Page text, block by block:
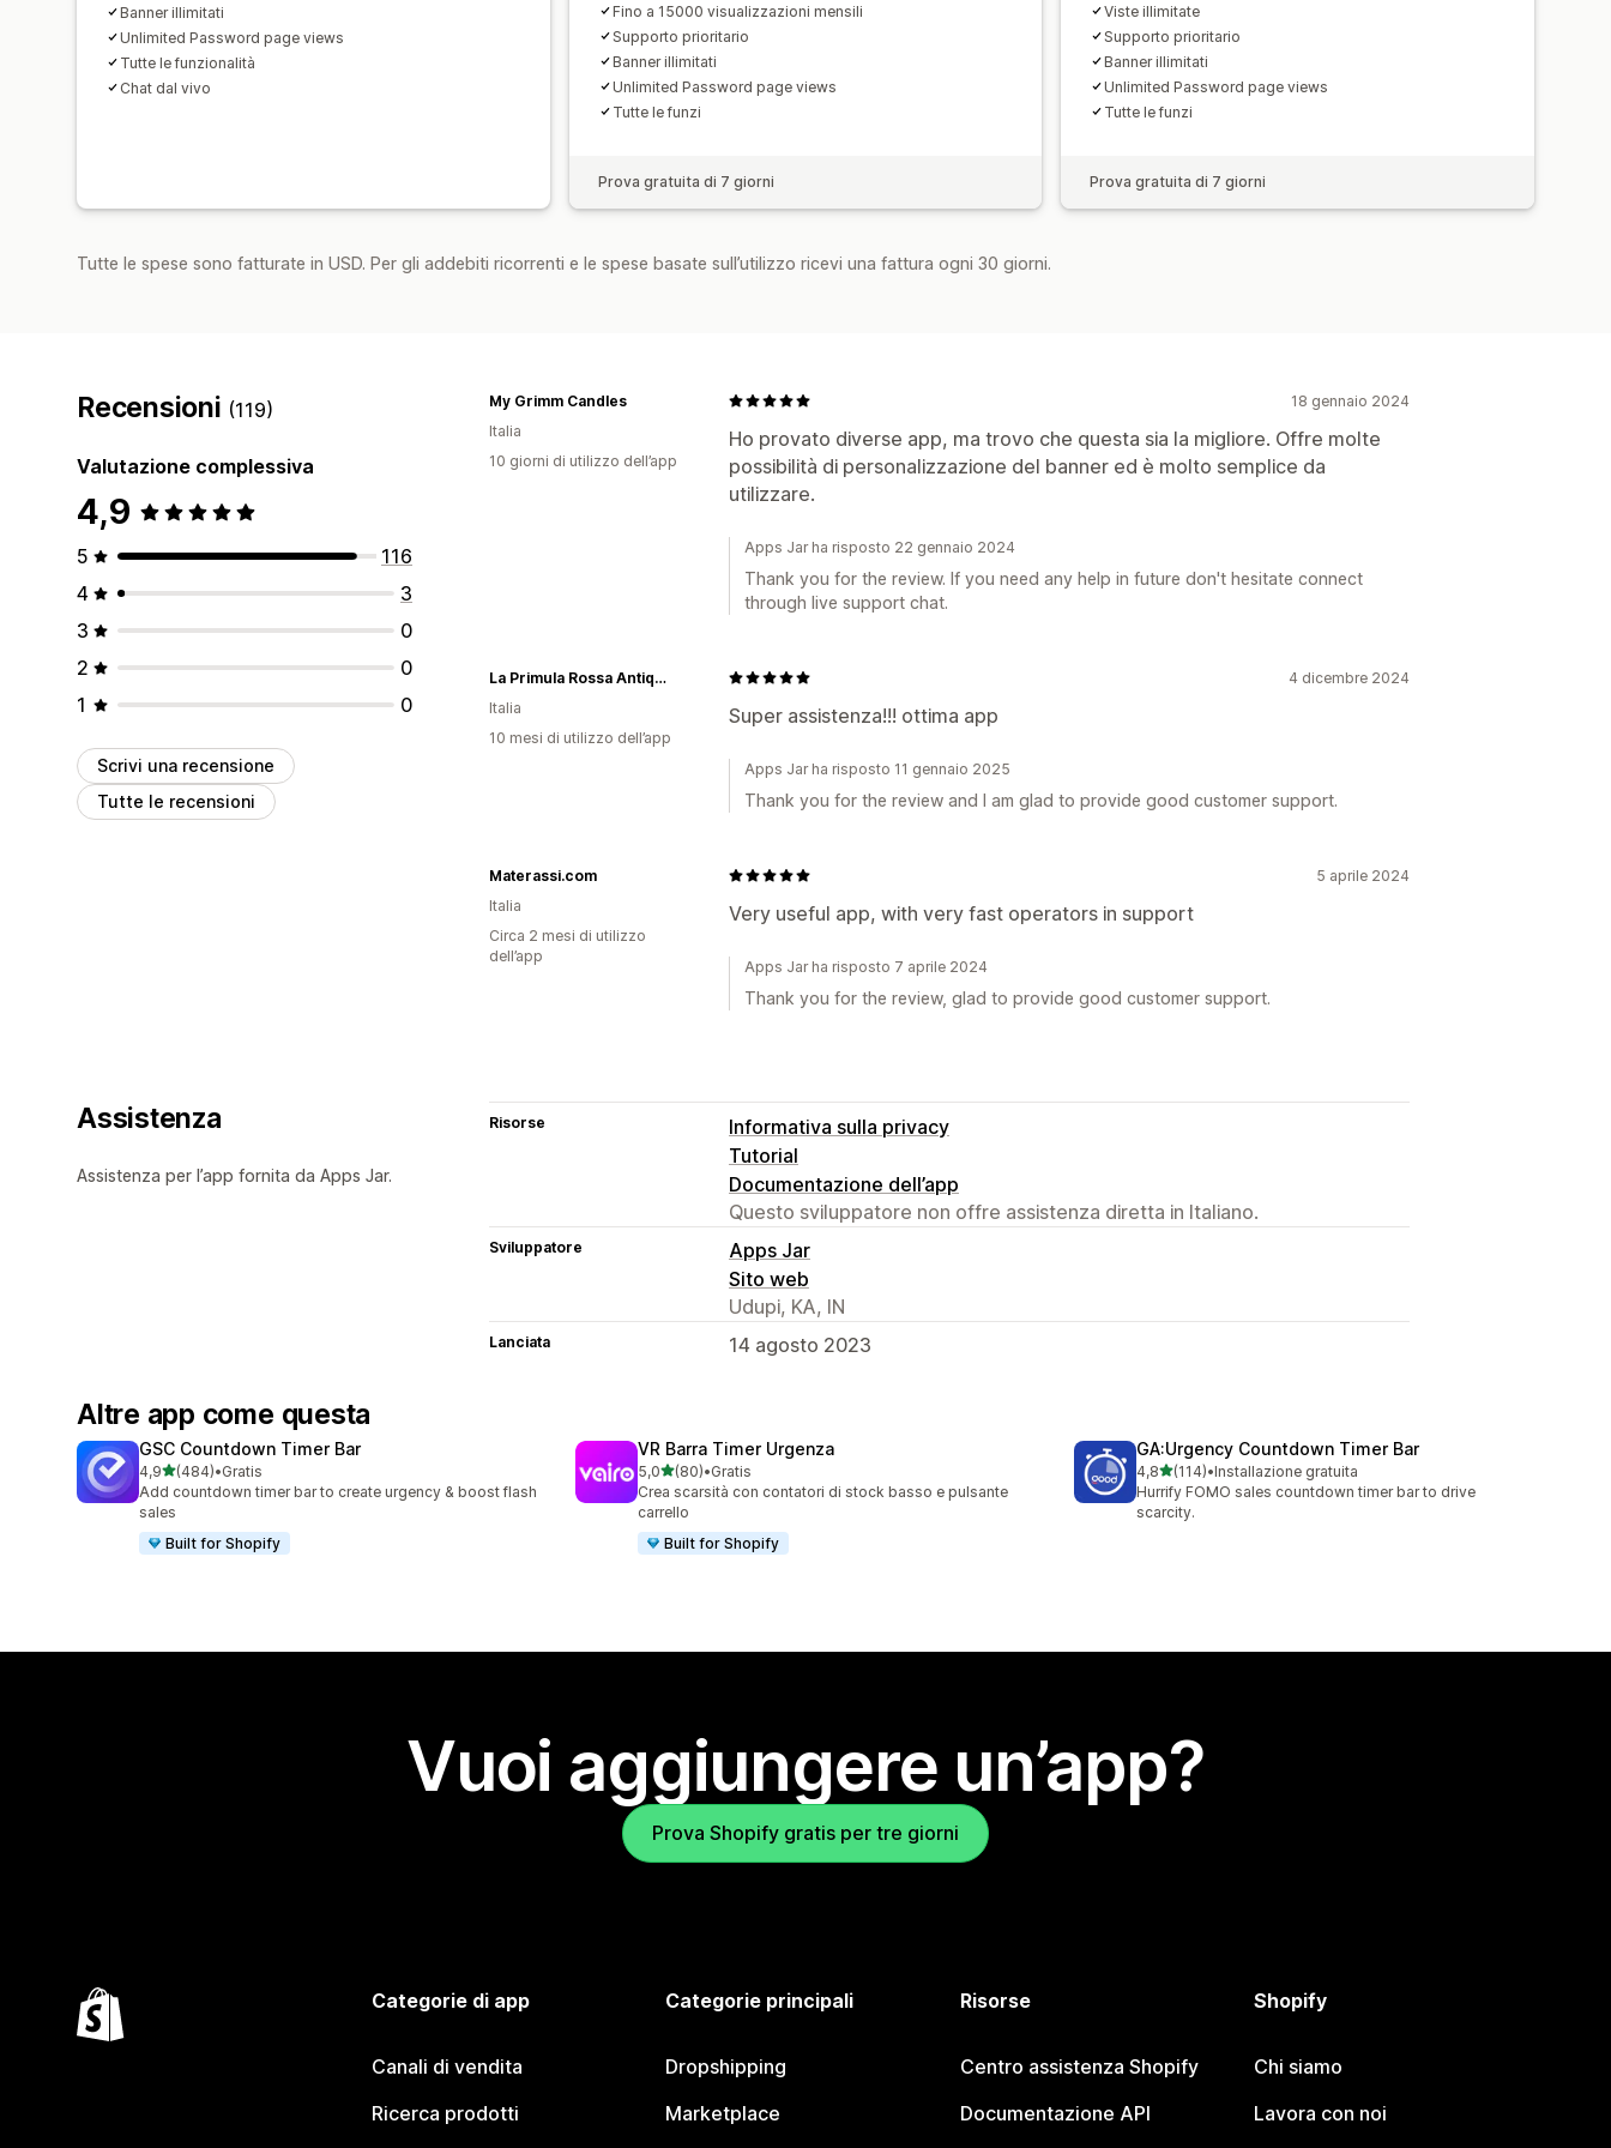
Banner illimitati
Unlimited Password page views
Tutte le funzionalità
Chat dal vivo
Fino a 15000 visualizzazioni mensili
Supporto prioritario
Banner illimitati
Unlimited Password page views
Tutte le funzi
Prova gratuita di 7 giorni
Viste illimitate
Supporto prioritario
Banner illimitati
Unlimited Password page views
Tutte le funzi
Prova gratuita di 7 giorni
Tutte le spese sono fatturate in USD. Per gli addebiti ricorrenti e le spese basate sull’utilizzo ricevi una fattura ogni 30 giorni.
Recensioni (119)
Valutazione complessiva
4,9
5
116
4
3
3
0
2
0
1
0
Scrivi una recensione
Tutte le recensioni
18 gennaio 2024
Ho provato diverse app, ma trovo che questa sia la migliore. Offre molte
possibilità di personalizzazione del banner ed è molto semplice da
utilizzare.
My Grimm Candles
Italia
10 giorni di utilizzo dell’app
Apps Jar ha risposto 22 gennaio 2024
Thank you for the review. If you need any help in future don't hesitate connect
through live support chat.
4 dicembre 2024
Super assistenza!!! ottima app
La Primula Rossa Antiquariato
Italia
10 mesi di utilizzo dell’app
Apps Jar ha risposto 11 gennaio 2025
Thank you for the review and I am glad to provide good customer support.
5 aprile 2024
Very useful app, with very fast operators in support
Materassi.com
Italia
Circa 2 mesi di utilizzo
dell’app
Apps Jar ha risposto 7 aprile 2024
Thank you for the review, glad to provide good customer support.
Assistenza
Assistenza per l’app fornita da Apps Jar.
Risorse
Informativa sulla privacy
Tutorial
Documentazione dell’app
Questo sviluppatore non offre assistenza diretta in Italiano.
Sviluppatore
Apps Jar
Sito web
Udupi, KA, IN
Lanciata 14 agosto 2023
Altre app come questa
GSC Countdown Timer Bar
4,9stelle su 5
(484)
484 recensioni totali
•Gratis
Add countdown timer bar to create urgency & boost flash
sales
Built for Shopify
VR Barra Timer Urgenza
5,0stelle su 5
(80)
80 recensioni totali
•Gratis
Crea scarsità con contatori di stock basso e pulsante
carrello
Built for Shopify
GA:Urgency Countdown Timer Bar
4,8stelle su 5
(114)
114 recensioni totali
•Installazione gratuita
Hurrify FOMO sales countdown timer bar to drive
scarcity.
Vuoi aggiungere un’app?
Prova Shopify gratis per tre giorni
Categorie di app
Canali di vendita
Ricerca prodotti
Categorie principali
Dropshipping
Marketplace
Risorse
Centro assistenza Shopify
Documentazione API
Shopify
Chi siamo
Lavora con noi